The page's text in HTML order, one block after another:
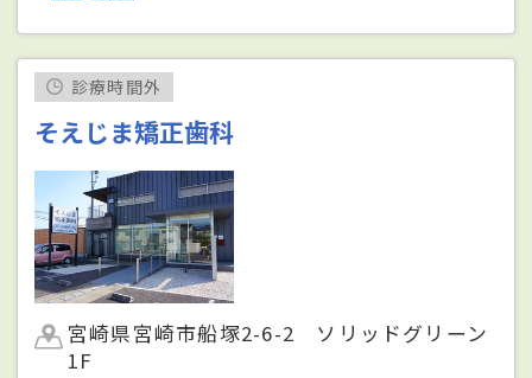
診療時間外
そえじま矯正歯科
宮崎県宮崎市船塚2-6-2 ソリッドグリーン
1F